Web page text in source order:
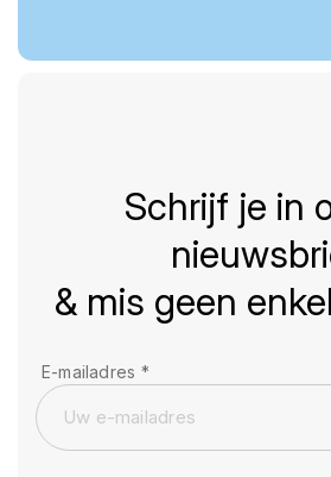
Schrijf je in
& mis geen
E-mailadres *